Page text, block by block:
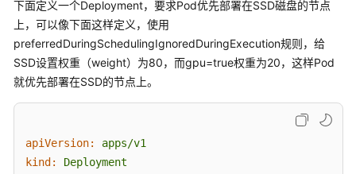
南
（联
盟
区
域）
考
(联
下面定义一个Deployment，要求Pod优先部署在SSD磁盘的节点
上，可以像下面这样定义，使用
preferredDuringSchedulingIgnoredDuringExecution规则，给
SSD设置权重（weight）为80，而gpu=true权重为20，这样Pod
就优先部署在SSD的节点上。
apiVersion:
apps/v1
kind:
Deployment